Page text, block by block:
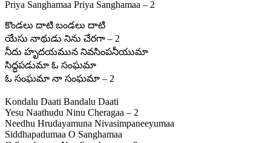
Priya Sanghamaa Priya Sanghamaa – 2
కొండలు దాటి బండలు దాటి
యేసు నాథుడు నిను చేరగా – 2
నీదు హృదయమున నివసింపనీయుమా
సిద్ధపడుమా ఓ సంఘమా
ఓ సంఘమా నా సంఘమా – 2
Kondalu Daati Bandalu Daati
Yesu Naathudu Ninu Cheragaa – 2
Needhu Hrudayamuna Nivasimpaneeyumaa
Siddhapadumaa O Sanghamaa